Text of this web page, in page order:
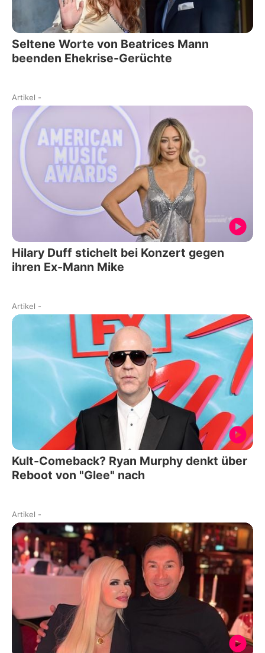
Seltene Worte von Beatrices Mann
beenden Ehekrise-Gerüchte
Artikel -
Hilary Duff stichelt bei Konzert gegen
ihren Ex-Mann Mike
Artikel -
Kult-Comeback? Ryan Murphy denkt über
Reboot von "Glee" nach
Artikel -